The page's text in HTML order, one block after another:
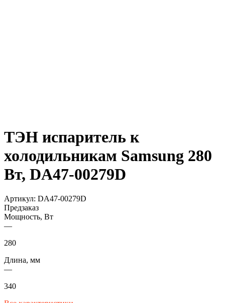
ТЭН испаритель к
холодильникам Samsung 280
Вт, DA47-00279D
Артикул: DA47-00279D
Предзаказ
Мощность, Вт
—
280
Длина, мм
—
340